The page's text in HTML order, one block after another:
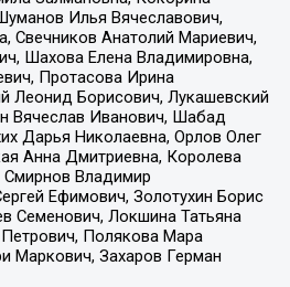
Илья Вячеславович,
Свечников Анатолий Мариевич,
Шахова Елена Владимировна,
Протасова Ирина
Леонид Борисович, Лукашевский
Вячеслав Иванович, Шабад
Дарья Николаевна, Орлов Олег
Анна Дмитриевна, Королева
Смирнов Владимир
Ефимович, Золотухин Борис
Семенович, Локшина Татьяна
Полякова Мара
Маркович, Захаров Герман